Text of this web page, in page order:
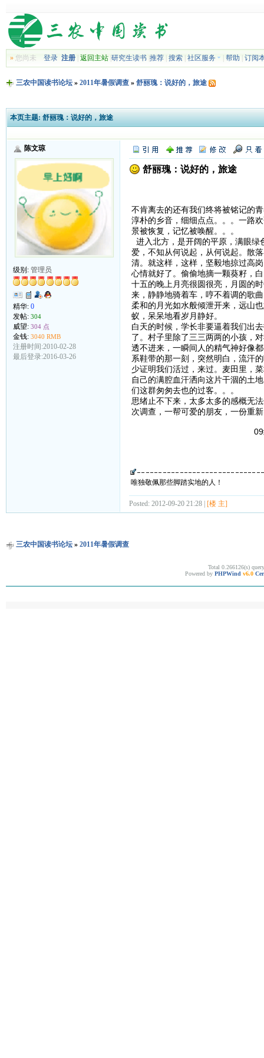
»您尚未 登录 注册| 返回主站| 研究生读书| 推荐| 搜索| 社区服务 帮助 订阅
三农中国读书论坛» 2011年暑假调查» 舒丽瑰：说好的，旅途
本页主题: 舒丽瑰：说好的，旅途
陈文琼
级别: 管理员
精华: 0
发帖: 304
威望: 304 点
金钱: 3040 RMB
注册时间:2010-02-28
最后登录:2016-03-26
舒丽瑰：说好的，旅途
不肯离去的还有我们终将被铭记的
淳朴的乡音，细细点点。。。一路
景被恢复，记忆被唤醒。。。
进入北方，是开阔的平原，满眼
爱，不知从何说起，从何说起。散
清。就这样，这样，坚毅地掠过高
心情就好了。偷偷地摘一颗葵籽，
十五的晚上月亮很圆很亮，月圆的
来，静静地骑着车，哼不着调的歌
柔和的月光如水般倾泄开来，远山
蚁，呆呆地看岁月静好。
白天的时候，学长非要逼着我们出
了。村子里除了三三两两的小孩，
透不进来，一瞬间人的精气神好像
系鞋带的那一刻，突然明白，流汗
少证明我们活过，来过。麦田里，
自己的满腔血汗洒向这片干涸的土
们这群匆匆去也的过客。。。
思绪止不下来，太多太多的感概无
次调查，一帮可爱的朋友，一份重
09级舒
唯独敬佩那些脚踏实地的人！
Posted: 2012-09-20 21:28 | [楼 主]
三农中国读书论坛» 2011年暑假调查
Total 0.266126(s)
Powered by PHPWind v6.0